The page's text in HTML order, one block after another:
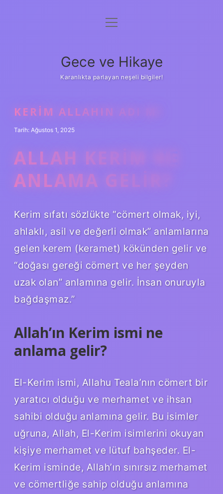
Anasayfa
Yasal Uyarı
menüyü
Gece ve Hikaye
Karanlıkta parlayan neşeli bilgiler!
KERIM ALLAHIN ADI MI
Tarih: Ağustos 1, 2025
ALLAH KERIM NE
ANLAMA GELIR?
Kerim sıfatı sözlükte “cömert olmak, iyi,
ahlaklı, asil ve değerli olmak” anlamlarına
gelen kerem (keramet) kökünden gelir ve
“doğası gereği cömert ve her şeyden
uzak olan” anlamına gelir. İnsan onuruyla
bağdaşmaz.”
Allah’ın Kerim ismi ne
anlama gelir?
El-Kerim ismi, Allahu Teala’nın cömert bir
yaratıcı olduğu ve merhamet ve ihsan
sahibi olduğu anlamına gelir. Bu isimler
uğruna, Allah, El-Kerim isimlerini okuyan
kişiye merhamet ve lütuf bahşeder. El-
Kerim isminde, Allah’ın sınırsız merhamet
ve cömertliğe sahip olduğu anlamına